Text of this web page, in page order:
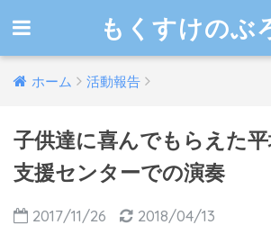
もくすけのぶ
ホーム 活動報告
子供達に喜んでもらえた
支援センターでの演奏
2017/11/26 2018/04/13